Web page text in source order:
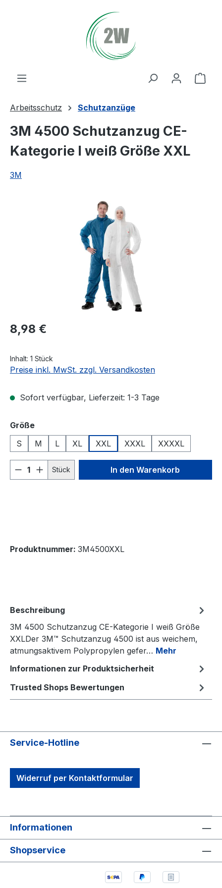
Arbeitsschutz Schutzanzüge
3M 4500 Schutzanzug CE-
Kategorie I weiß Größe XXL
3M
Bildergalerie überspringen
Regulärer Preis:
8,98 €
Inhalt: 1 Stück
Preise inkl. MwSt. zzgl. Versandkosten
Sofort verfügbar, Lieferzeit: 1-3 Tage
Größeauswählen
S
M L XL XXL XXXL XXXXL
Produkt Anzahl: Gib den
Stück In den Warenkorb
Produktnummer: 3M4500XXL
Beschreibung
3M 4500 Schutzanzug CE-Kategorie I weiß Größe
XXLDer 3M™ Schutzanzug 4500 ist aus weichem,
atmungsaktivem Polypropylen gefer… Mehr
Informationen zur Produktsicherheit
Trusted Shops Bewertungen
Service-Hotline
Widerruf per Kontaktformular
Informationen
Shopservice